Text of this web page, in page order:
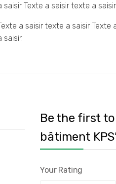
Texte a saisir texte a saisir
a saisir texte a saisir
Be the first
bâtiment
Your Rating